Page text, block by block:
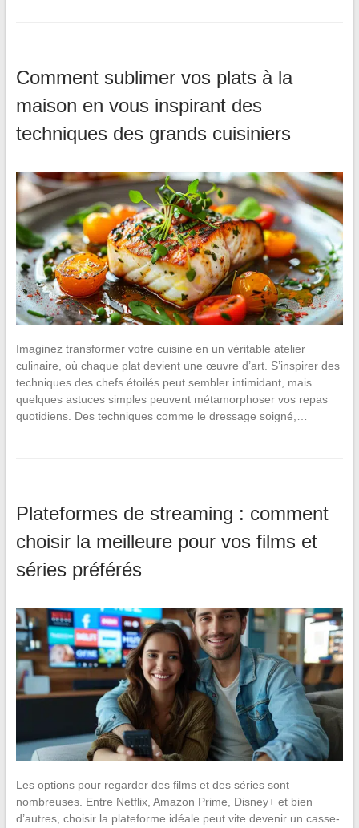
Comment sublimer vos plats à la
maison en vous inspirant des
techniques des grands cuisiniers
Imaginez transformer votre cuisine en un véritable atelier
culinaire, où chaque plat devient une œuvre d’art. S’inspirer des
techniques des chefs étoilés peut sembler intimidant, mais
quelques astuces simples peuvent métamorphoser vos repas
quotidiens. Des techniques comme le dressage soigné,…
Plateformes de streaming : comment
choisir la meilleure pour vos films et
séries préférés
Les options pour regarder des films et des séries sont
nombreuses. Entre Netflix, Amazon Prime, Disney+ et bien
d’autres, choisir la plateforme idéale peut vite devenir un casse-